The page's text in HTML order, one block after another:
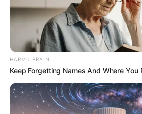
Inaldo Pérez
recicladores
Por: Andrés Prieto
Noviembre 24, 2022
HARMO BRAIN
Keep Forgetting Names And Where You